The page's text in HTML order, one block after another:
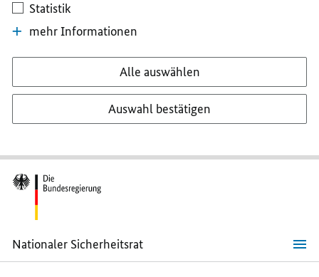
Statistik
mehr Informationen
Alle auswählen
Auswahl bestätigen
Nationaler Sicherheitsrat
Nationaler